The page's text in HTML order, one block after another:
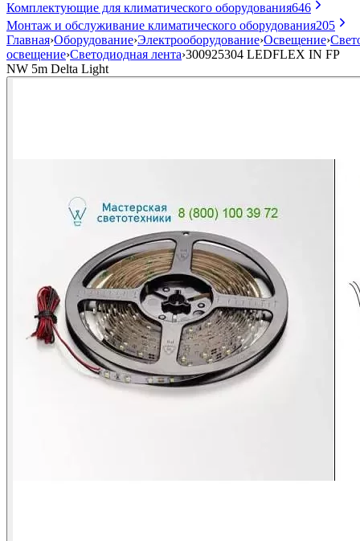
Комплектующие для климатического оборудования646
Монтаж и обслуживание климатического оборудования205
Главная›Оборудование›Электрооборудование›Освещение›
освещение›Светодиодная лента›300925304 LEDFLEX IN FP
NW 5m Delta Light